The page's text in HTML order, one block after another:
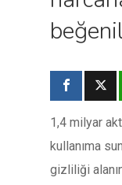
1,4 milyar
kullanıma
gizliliği